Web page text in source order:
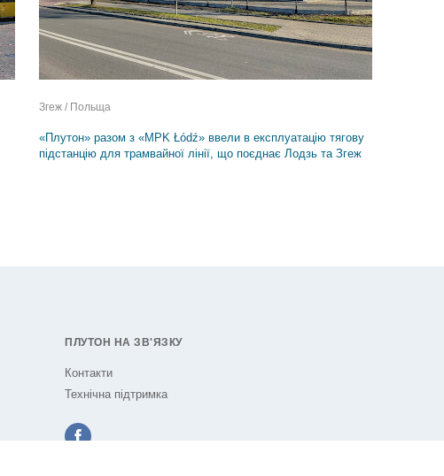
«Плутон» разом з «MPK Łódź» ввели в експлуатацію тягову
підстанцію для трамвайної лінії, що поєднає Лодзь та Згеж
Згеж / Польща
ПЛУТОН НА ЗВ'ЯЗКУ
Контакти
Технічна підтримка